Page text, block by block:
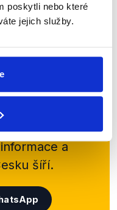
poskytli nebo které
jejich služby.
a analýz.
mějte tak
a
šíří.